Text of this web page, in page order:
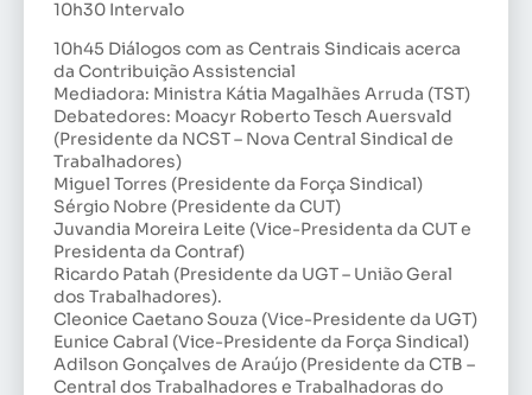
10h30 Intervalo
10h45 Diálogos com as Centrais Sindicais acerca
da Contribuição Assistencial
Mediadora: Ministra Kátia Magalhães Arruda (TST)
Debatedores: Moacyr Roberto Tesch Auersvald
(Presidente da NCST – Nova Central Sindical de
Trabalhadores)
Miguel Torres (Presidente da Força Sindical)
Sérgio Nobre (Presidente da CUT)
Juvandia Moreira Leite (Vice-Presidenta da CUT e
Presidenta da Contraf)
Ricardo Patah (Presidente da UGT – União Geral
dos Trabalhadores).
Cleonice Caetano Souza (Vice-Presidente da UGT)
Eunice Cabral (Vice-Presidente da Força Sindical)
Adilson Gonçalves de Araújo (Presidente da CTB –
Central dos Trabalhadores e Trabalhadoras do